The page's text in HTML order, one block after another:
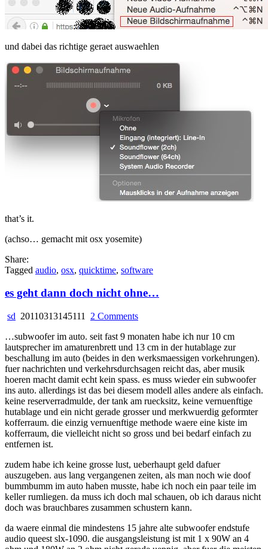
und dabei das richtige geraet auswaehlen
that’s it.
(achso… gemacht mit osx yosemite)
Share:
Tagged audio, osx, quicktime, software
es geht dann doch nicht ohne…
sd 20110313145111 2 Commentson
geht
dann
doch
nicht
ohne…
…subwoofer im auto. seit fast 9 monaten habe ich nur 10 cm
lautsprecher im amaturenbrett und 13 cm in der hutablage zur
beschallung im auto (beides in den werksmaessigen vorkehrungen).
fuer nachrichten und verkehrsdurchsagen reicht das, aber musik
hoeren macht damit echt kein spass. es muss wieder ein subwoofer
ins auto. allerdings ist das bei diesem modell alles andere als einfach.
keine reserverradmulde, der tank am ruecksitz, keine vernuenftige
hutablage und ein nicht gerade grosser und merkwuerdig geformter
kofferraum. die einzig vernuenftige methode waere eine kiste im
kofferraum, die vielleicht nicht so gross und bei bedarf einfach zu
entfernen ist.
zudem habe ich keine grosse lust, ueberhaupt geld dafuer
auszugeben. aus lang vergangenen zeiten, als man noch wie doof
bummbumm im auto haben musste, habe ich noch ein paar teile im
keller rumliegen. da muss ich doch mal schauen, ob ich daraus nicht
doch was brauchbares zusammen schustern kann.
da waere einmal die mindestens 15 jahre alte subwoofer endstufe
audio queest slx-1090. die ausgangsleistung ist mit 1 x 90W an 4